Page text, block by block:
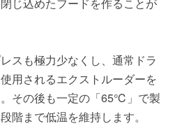
スも極力少なくし、通常ドラ
用されるエクストルーダーを
その後も一定の「65℃」で製
階まで低温を維持します。